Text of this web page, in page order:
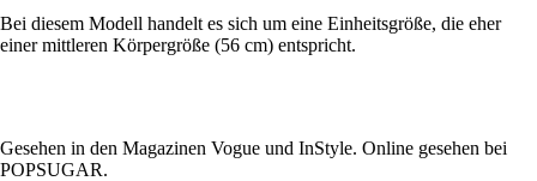
Bei diesem Modell handelt es sich um eine Einheitsgröße, die eher
einer mittleren Körpergröße (56 cm) entspricht.
Gesehen in den Magazinen Vogue und InStyle. Online gesehen bei
POPSUGAR.